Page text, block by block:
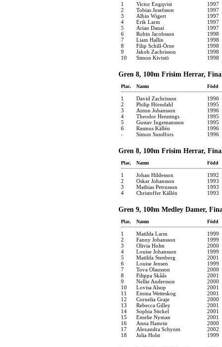
1 Victor Engqvist
1997
2
Tobias Josefsson
1997
3
Albin Wigert
1997
4
Erik Larm
1997
5
Arian Danai
1997
6
Robin Jacobsson
1998
7
Liam Hallin
1998
8
Filip Schill-Örne
1998
9
Jakob Zachrisson
1998
10
Simon Kivistö 1998
Gren 8, 100m Frisim Herrar,
Plac. Namn Född
1 David Zachrisson
1996
2
Philip Hörndahl
1995
3
Anton Johansson
1996
4
Theodor Hennings
1995
5
Gustav Ingemansson
1995
6
Rasmus Källén
1996
-
Simon Sundfors 1996
Gren 8, 100m Frisim Herrar,
Plac. Namn Född
1 Johan Hildesson
1992
2
Oskar Johansson
1993
3
Mathias Petrusson
1993
4
Christoffer Källén 1993
Gren 9, 100m Medley Damer,
Plac. Namn Född
1 Matilda Larm
1999
2
Fanny Johansson
1999
3
Olivia Holm
2000
4
Louise Johansson
1999
5
Matilda Stenberg
2001
6
Louise Jensen
1999
7
Tova Olausson
2000
8
Filippa Skåås
2001
9
Nellie Andersson
2000
10
Lovisa Alsop
2001
11
Emma Wetteskog
2001
12
Cornelia Graje
2000
13
Rebecca Gilley
2001
14
Sophia Stickel
2001
15
Emelie Nyman
2001
16
Anna Hamrin
2000
17
Alexandra Schyum
2002
18
Julia Holst 1999